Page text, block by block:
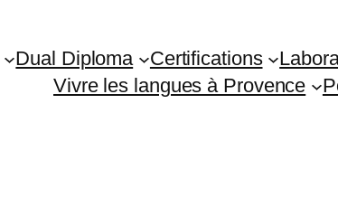
Dual Diploma Certifications
Vivre les langues à Provence